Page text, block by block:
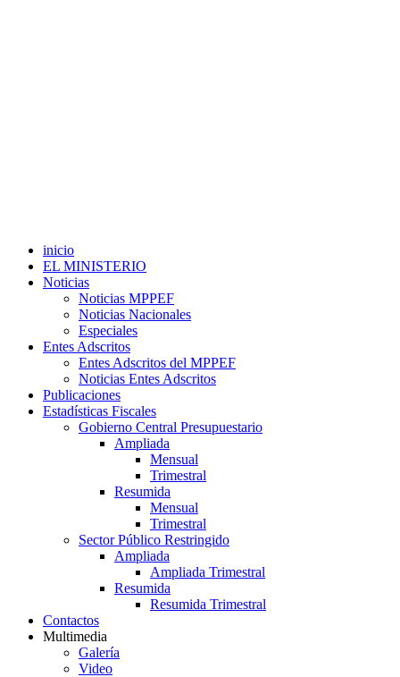
inicio
EL MINISTERIO
Noticias
Noticias MPPEF
Noticias Nacionales
Especiales
Entes Adscritos
Entes Adscritos del MPPEF
Noticias Entes Adscritos
Publicaciones
Estadísticas Fiscales
Gobierno Central Presupuestario
Ampliada
Mensual
Trimestral
Resumida
Mensual
Trimestral
Sector Público Restringido
Ampliada
Ampliada Trimestral
Resumida
Resumida Trimestral
Contactos
Multimedia
Galería
Video